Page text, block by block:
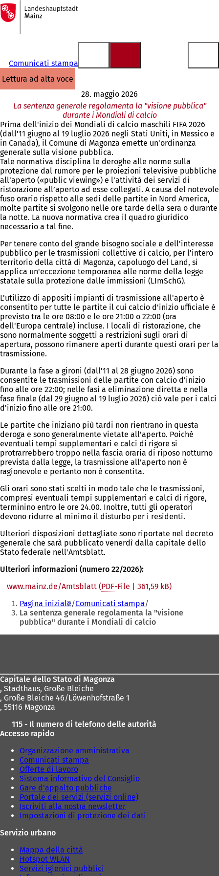
Vai al contenuto
Alla
pagina
iniziale
Comunicati stampa
lettura ad alta voce
28. maggio 2026
La sentenza generale regolamenta la "visione pubblica"
durante i Mondiali di calcio
Prima dell'inizio dei Mondiali di calcio maschili FIFA 2026
(dall'11 giugno al 19 luglio 2026 negli Stati Uniti, in Messico e
in Canada), il Comune di Magonza emette un'ordinanza
generale sulla visione pubblica.
Tale normativa disciplina le deroghe alle norme sulla
protezione dal rumore per le proiezioni televisive pubbliche
all’aperto («public viewing») e l’attività dei servizi di
ristorazione all’aperto ad esse collegati. A causa del notevole
fuso orario rispetto alle sedi delle partite in Nord America,
molte partite si svolgono nelle ore tarde della sera o durante
la notte. La nuova normativa crea il quadro giuridico
necessario a tal fine.
Per tenere conto del grande bisogno sociale e dell'interesse
pubblico per le trasmissioni collettive di calcio, per l'intero
territorio della città di Magonza, capoluogo del Land, si
applica un'eccezione temporanea alle norme della legge
statale sulla protezione dalle immissioni (LImSchG).
L'utilizzo di appositi impianti di trasmissione all'aperto è
consentito per tutte le partite il cui calcio d'inizio ufficiale è
previsto tra le ore 08:00 e le ore 21:00 o 22:00 (ora
dell'Europa centrale) incluse. I locali di ristorazione, che
sono normalmente soggetti a restrizioni sugli orari di
apertura, possono rimanere aperti durante questi orari per la
trasmissione.
Durante la fase a gironi (dall'11 al 28 giugno 2026) sono
consentite le trasmissioni delle partite con calcio d'inizio
fino alle ore 22:00; nelle fasi a eliminazione diretta e nella
fase finale (dal 29 giugno al 19 luglio 2026) ciò vale per i calci
d'inizio fino alle ore 21:00.
Le partite che iniziano più tardi non rientrano in questa
deroga e sono generalmente vietate all'aperto. Poiché
eventuali tempi supplementari e calci di rigore si
protrarrebbero troppo nella fascia oraria di riposo notturno
prevista dalla legge, la trasmissione all'aperto non è
ragionevole e pertanto non è consentita.
Gli orari sono stati scelti in modo tale che le trasmissioni,
compresi eventuali tempi supplementari e calci di rigore,
terminino entro le ore 24.00. Inoltre, tutti gli operatori
devono ridurre al minimo il disturbo per i residenti.
Ulteriori disposizioni dettagliate sono riportate nel decreto
generale che sarà pubblicato venerdì dalla capitale dello
Stato federale nell'Amtsblatt.
Ulteriori informazioni (numero 22/2026):
www.mainz.de/Amtsblatt PDF-File 361,59 kB
Siete
qui:
Pagina iniziale Comunicati stampa
La sentenza generale regolamenta la "visione
pubblica" durante i Mondiali di calcio
Capitale dello Stato di Magonza
, Stadthaus, Große Bleiche
, Große Bleiche 46/Löwenhofstraße 1
, 55116 Magonza
115 - Il numero di telefono delle autorità
Accesso rapido
Organizzazione amministrativa
Comunicati stampa
Offerte di lavoro
Sistema informativo del Consiglio
Gare d'appalto pubbliche
Portale dei servizi (servizi online)
Iscriviti alla nostra newsletter
Impostazioni di protezione dei dati
Servizio urbano
Mappa della città
Hotspot WLAN
Servizi igienici pubblici